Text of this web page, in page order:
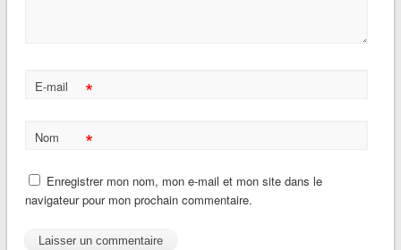
E-mail *
Nom *
Enregistrer mon nom, mon e-mail et mon site dans le
navigateur pour mon prochain commentaire.